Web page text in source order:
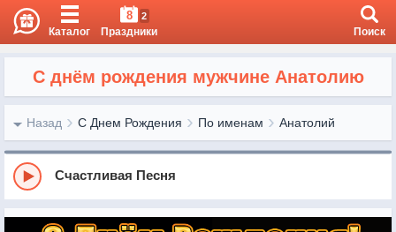
Каталог
8 2
Праздники Поиск
С днём рождения мужчине Анатолию
Назад С Днем Рождения По именам Анатолий
Счастливая Песня